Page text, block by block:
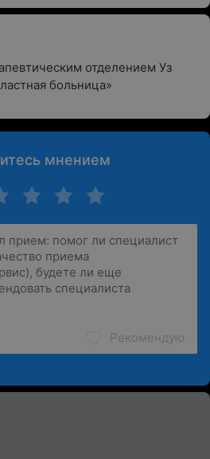
отделением Уз
больница»
мнением
Рекомендую